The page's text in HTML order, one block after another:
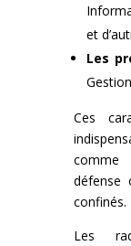
et
Les
Ces
comme
défense
confinés.
Les